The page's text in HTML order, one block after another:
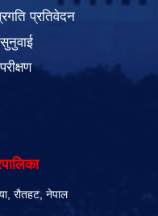
प्रतिवेदन
रौतहट, नेपाल